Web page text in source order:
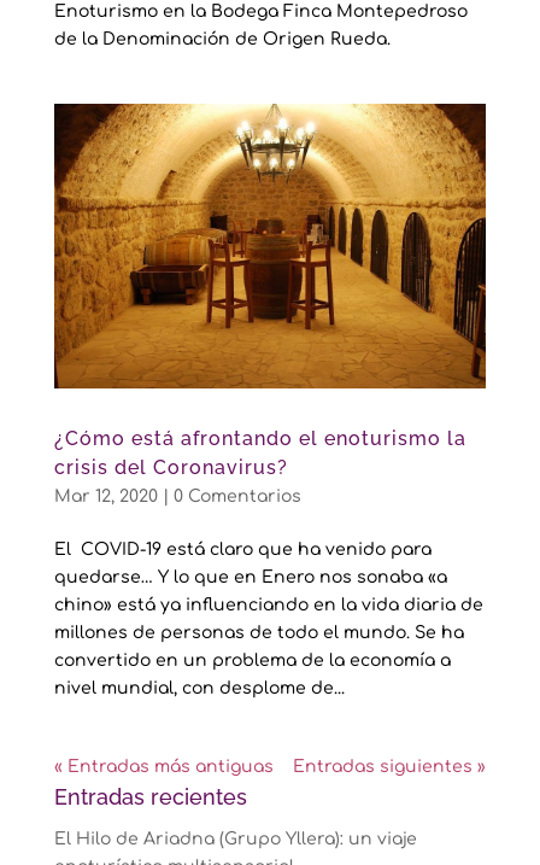
Enoturismo en la Bodega Finca Montepedroso
de la Denominación de Origen Rueda.
¿Cómo está afrontando el enoturismo la
crisis del Coronavirus?
Mar 12, 2020| 0 Comentarios
El COVID-19 está claro que ha venido para
quedarse… Y lo que en Enero nos sonaba «a
chino» está ya influenciando en la vida diaria de
millones de personas de todo el mundo. Se ha
convertido en un problema de la economía a
nivel mundial, con desplome de...
« Entradas más antiguas Entradas siguientes »
Entradas recientes
El Hilo de Ariadna (Grupo Yllera): un viaje